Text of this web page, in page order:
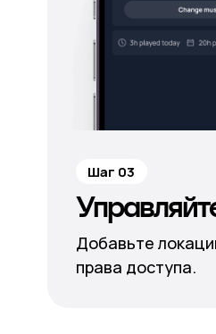
Добавьте
права доступа.
Шаг 03